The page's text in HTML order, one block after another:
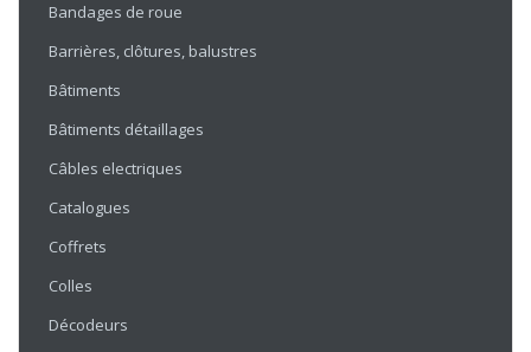
Bandages de roue
Barrières, clôtures, balustres
Bâtiments
Bâtiments détaillages
Câbles electriques
Catalogues
Coffrets
Colles
Décodeurs